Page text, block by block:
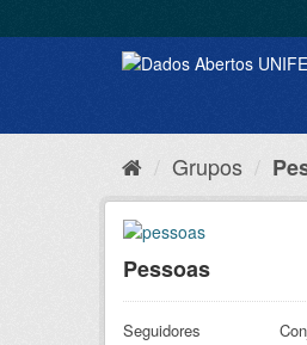
Grupos
Pessoas
Seguidores